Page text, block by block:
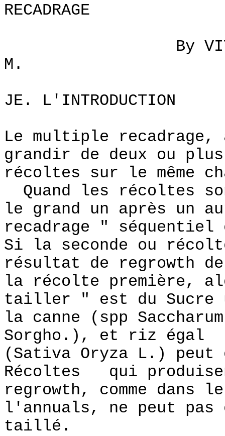
RECADRAGE
By VITA
M.
JE. L'INTRODUCTION
Le multiple
grandir de deux ou plus
récoltes sur le même
Quand les récoltes
le grand un après un
recadrage "
Si la seconde ou
résultat de regrowth de
la récolte première,
tailler " est du Sucre
la canne (spp
Sorgho.), et riz égal
(Sativa Oryza L.)
Récoltes qui
regrowth, comme dans
l'annuals, ne peut pas
taillé.